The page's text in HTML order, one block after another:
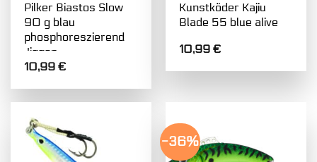
Pilker Biastos Slow
90 g blau
phosphoreszierend
Jiggen
10,99€
Kunstköder Kajiu
Blade 55 blue alive
10,99€
-36%